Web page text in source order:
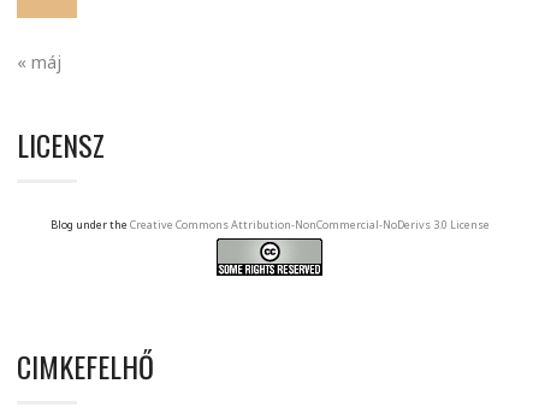
« máj
LICENSZ
Blog under the Creative Commons Attribution-NonCommercial-NoDerivs 3.0 License
CIMKEFELHŐ